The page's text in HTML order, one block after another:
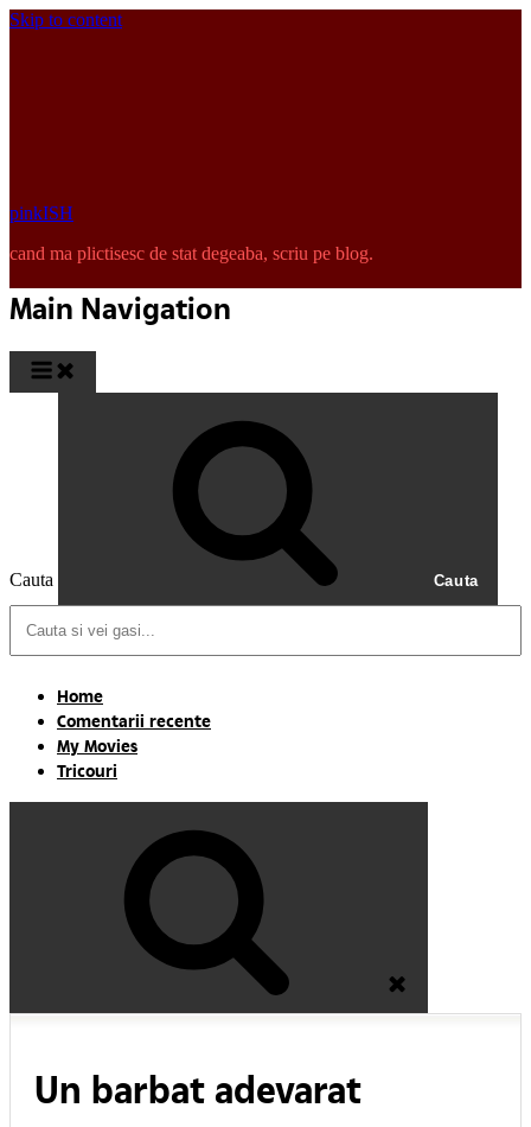
Skip to content
pinkISH
cand ma plictisesc de stat degeaba, scriu pe blog.
Main Navigation
Cauta Cauta
Home
Comentarii recente
My Movies
Tricouri
Un barbat adevarat